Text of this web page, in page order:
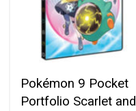
Pokémon 9 Pocket
Portfolio Scarlet and